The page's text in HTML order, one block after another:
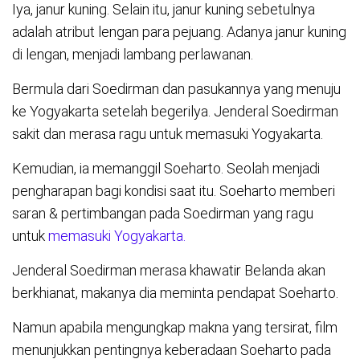
Iya, janur kuning. Selain itu, janur kuning sebetulnya
adalah atribut lengan para pejuang. Adanya janur kuning
di lengan, menjadi lambang perlawanan.
Bermula dari Soedirman dan pasukannya yang menuju
ke Yogyakarta setelah begerilya. Jenderal Soedirman
sakit dan merasa ragu untuk memasuki Yogyakarta.
Kemudian, ia memanggil Soeharto. Seolah menjadi
pengharapan bagi kondisi saat itu. Soeharto memberi
saran & pertimbangan pada Soedirman yang ragu
untukmemasuki Yogyakarta.
Jenderal Soedirman merasa khawatir Belanda akan
berkhianat, makanya dia meminta pendapat Soeharto.
Namun apabila mengungkap makna yang tersirat, film
menunjukkan pentingnya keberadaan Soeharto pada